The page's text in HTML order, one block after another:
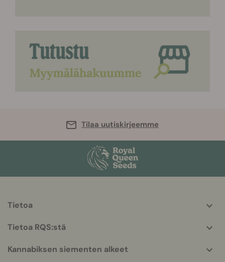
Tilaa uutiskirjeemme
info
Tietoa
Tietoa RQS:stä
Kannabiksen siementen alkeet